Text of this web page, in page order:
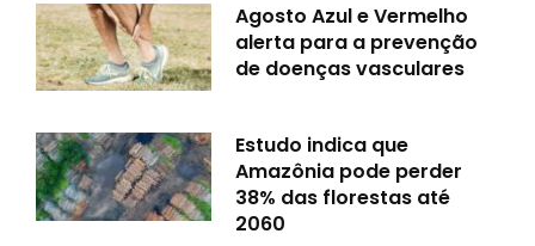
Agosto Azul e Vermelho
alerta para a prevenção
de doenças vasculares
Estudo indica que
Amazônia pode perder
38% das florestas até
2060